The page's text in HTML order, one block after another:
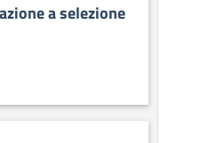
a selezione